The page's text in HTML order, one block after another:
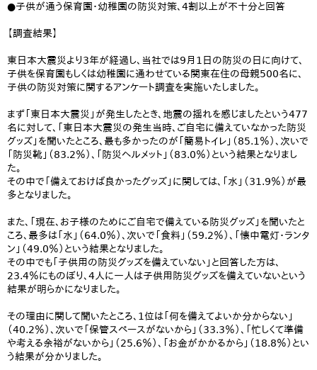
●子供が通う保育園・幼稚園の防災対策、4割以上が不十分と回答
【調査結果】
東日本大震災より3年が経過し、当社では9月1日の防災の日に向けて、
子供を保育園もしくは幼稚園に通わせている関東在住の母親500名に、
子供の防災対策に関するアンケート調査を実施いたしました。
まず「東日本大震災」が発生したとき、地震の揺れを感じましたという477
名に対して、「東日本大震災の発生当時、ご自宅に備えていなかった防災
グッズ」を聞いたところ、最も多かったのが「簡易トイレ」（85.1％）、次いで
「防災靴」（83.2％）、「防災ヘルメット」（83.0％）という結果となりまし
た。
その中で「備えておけば良かったグッズ」に関しては、「水」（31.9％）が最
多となりました。
また、「現在、お子様のためにご自宅で備えている防災グッズ」を聞いたと
ころ、最多は「水」（64.0％）、次いで「食料」（59.2％）、「懐中電灯・ランタ
ン」（49.0％）という結果となりました。
その中でも「子供用の防災グッズを備えていない」と回答した方は、
23.4％にものぼり、4人に一人は子供用防災グッズを備えていないという
結果が明らかになりました。
その理由に関して聞いたところ、1位は「何を備えてよいか分からない」
（40.2％）、次いで「保管スペースがないから」（33.3％）、「忙しくて準備
や考える余裕がないから」（25.6％）、「お金がかかるから」（18.8％）とい
う結果が分かりました。